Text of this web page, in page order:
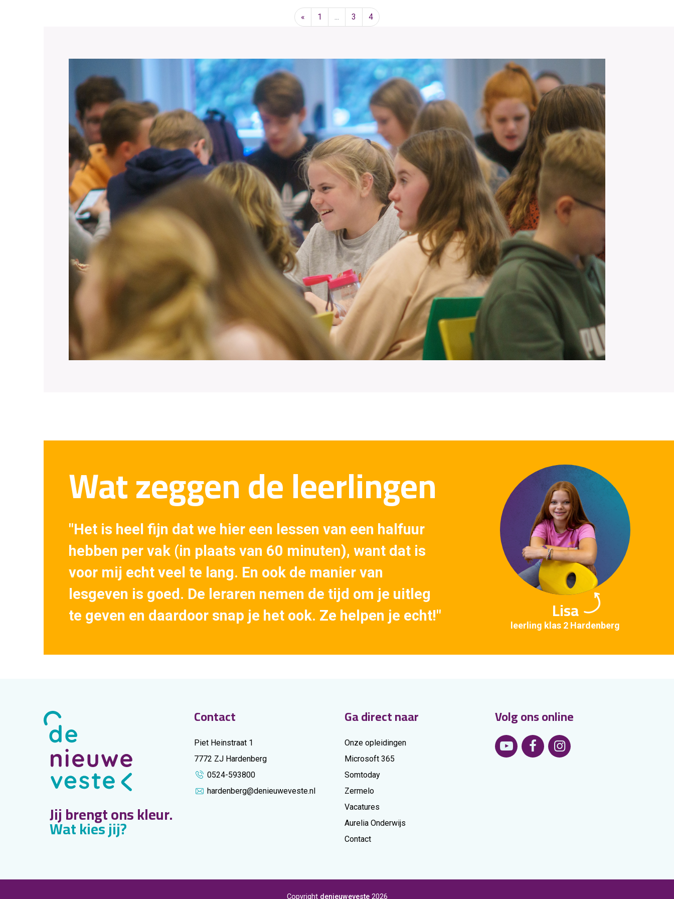
« 1 ... 3 4
Wat zeggen de leerlingen
"Het is heel fijn dat we hier een lessen van een halfuur
hebben per vak (in plaats van 60 minuten), want dat is
voor mij echt veel te lang. En ook de manier van
lesgeven is goed. De leraren nemen de tijd om je uitleg
te geven en daardoor snap je het ook. Ze helpen je echt!"
Lisa
leerling klas 2 Hardenberg
Jij brengt ons kleur.
Wat kies jij?
Contact
Piet Heinstraat 1
7772 ZJ Hardenberg
0524-593800
hardenberg@denieuweveste.nl
Ga direct naar
Onze opleidingen
Microsoft 365
Somtoday
Zermelo
Vacatures
Aurelia Onderwijs
Contact
Volg ons online
Copyright denieuweveste2026